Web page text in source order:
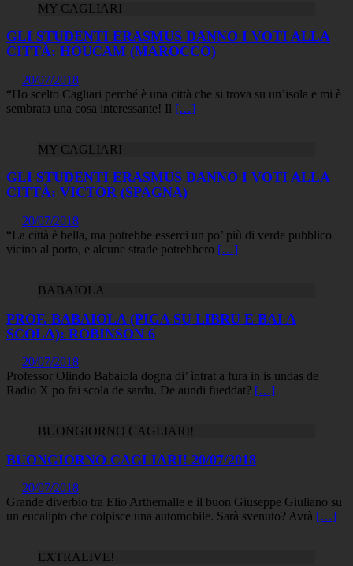
MY CAGLIARI
GLI STUDENTI ERASMUS DANNO I VOTI ALLA
CITTÀ: HOUCAM (MAROCCO)
20/07/2018
“Ho scelto Cagliari perché è una città che si trova su un’isola e mi è
sembrata una cosa interessante! Il […]
MY CAGLIARI
GLI STUDENTI ERASMUS DANNO I VOTI ALLA
CITTÀ: VICTOR (SPAGNA)
20/07/2018
“La città è bella, ma potrebbe esserci un po’ più di verde pubblico
vicino al porto, e alcune strade potrebbero […]
BABAIOLA
PROF. BABAIOLA (PIGA SU LIBRU E BAI A
SCOLA): ROBINSON 6
20/07/2018
Professor Olindo Babaiola dogna di’ ìntrat a fura in is undas de
Radio X po fai scola de sardu. De aundi fueddat? […]
BUONGIORNO CAGLIARI!
BUONGIORNO CAGLIARI! 20/07/2018
20/07/2018
Grande diverbio tra Elio Arthemalle e il buon Giuseppe Giuliano su
un eucalipto che colpisce una automobile. Sarà svenuto? Avrà […]
EXTRALIVE!